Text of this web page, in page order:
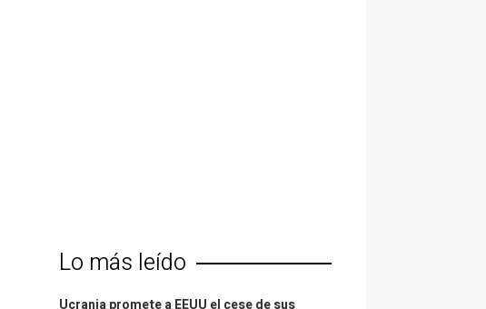
Lo más leído
Ucrania promete a EEUU el cese de sus